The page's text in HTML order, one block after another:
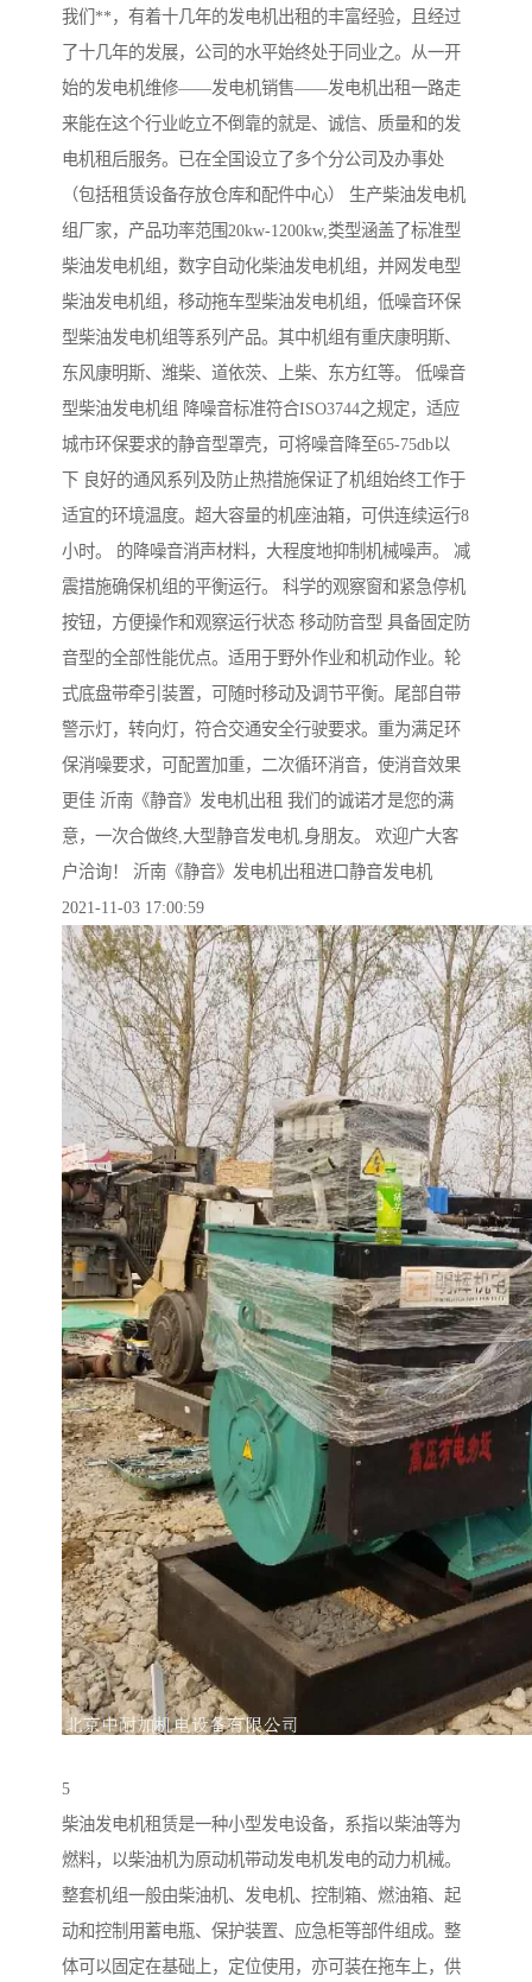
我们**，有着十几年的发电机出租的丰富经验，且经过
了十几年的发展，公司的水平始终处于同业之。从一开
始的发电机维修——发电机销售——发电机出租一路走
来能在这个行业屹立不倒靠的就是、诚信、质量和的发
电机租后服务。已在全国设立了多个分公司及办事处
（包括租赁设备存放仓库和配件中心） 生产柴油发电机
组厂家，产品功率范围20kw-1200kw,类型涵盖了标准型
柴油发电机组，数字自动化柴油发电机组，并网发电型
柴油发电机组，移动拖车型柴油发电机组，低噪音环保
型柴油发电机组等系列产品。其中机组有重庆康明斯、
东风康明斯、潍柴、道依茨、上柴、东方红等。 低噪音
型柴油发电机组 降噪音标准符合ISO3744之规定，适应
城市环保要求的静音型罩壳，可将噪音降至65-75db以
下 良好的通风系列及防止热措施保证了机组始终工作于
适宜的环境温度。超大容量的机座油箱，可供连续运行8
小时。 的降噪音消声材料，大程度地抑制机械噪声。 减
震措施确保机组的平衡运行。 科学的观察窗和紧急停机
按钮，方便操作和观察运行状态 移动防音型 具备固定防
音型的全部性能优点。适用于野外作业和机动作业。轮
式底盘带牵引装置，可随时移动及调节平衡。尾部自带
警示灯，转向灯，符合交通安全行驶要求。重为满足环
保消噪要求，可配置加重，二次循环消音，使消音效果
更佳 沂南《静音》发电机出租 我们的诚诺才是您的满
意，一次合做终,大型静音发电机,身朋友。 欢迎广大客
户洽询！ 沂南《静音》发电机出租进口静音发电机
2021-11-03 17:00:59
5
柴油发电机租赁是一种小型发电设备，系指以柴油等为
燃料，以柴油机为原动机带动发电机发电的动力机械。
整套机组一般由柴油机、发电机、控制箱、燃油箱、起
动和控制用蓄电瓶、保护装置、应急柜等部件组成。整
体可以固定在基础上，定位使用，亦可装在拖车上，供